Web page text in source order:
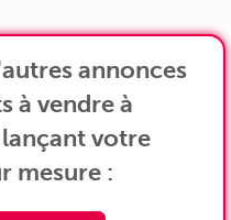
annonces
à vendre à
lançant votre
mesure :